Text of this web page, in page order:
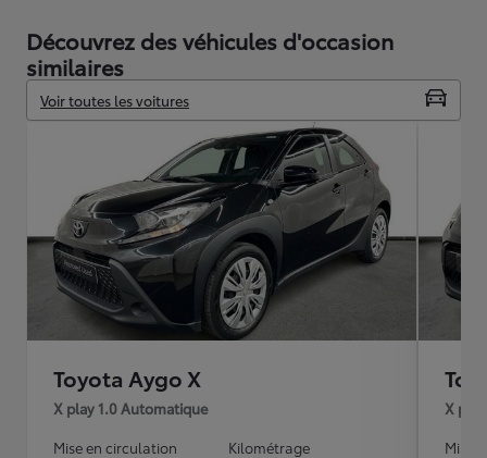
Découvrez des véhicules d'occasion
similaires
Voir toutes les voitures
Toyota Aygo X
X play 1.0 Automatique
Mise en circulation
Kilométrage
X
Mise